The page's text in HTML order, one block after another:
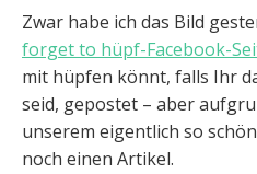
Zwar habe ich das Bild
forget to hüpf-Facebook-
mit hüpfen könnt, falls Ihr
seid, gepostet – aber
unserem eigentlich so
noch einen Artikel.